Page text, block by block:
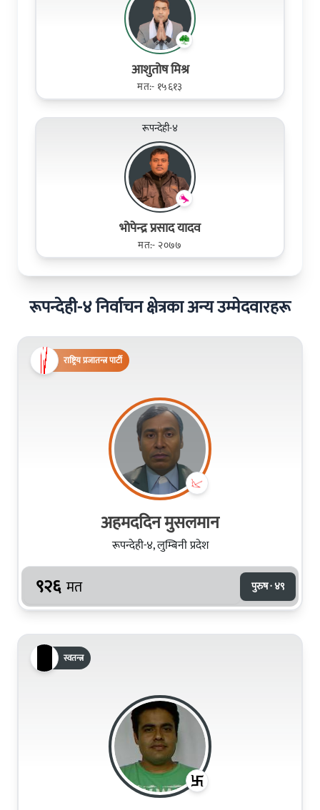
आशुतोष मिश्र
मत:- १५६१३
रूपन्देही-४
भोपेन्द्र प्रसाद यादव
मत:- २०७७
रूपन्देही-४ निर्वाचन क्षेत्रका अन्य उम्मेदवारहरू
राष्ट्रिय प्रजातन्त्र पार्टी
अहमददिन मुसलमान
रूपन्देही-४, लुम्बिनी प्रदेश
९२६ मत पुरुष · ४९
स्वतन्त्र